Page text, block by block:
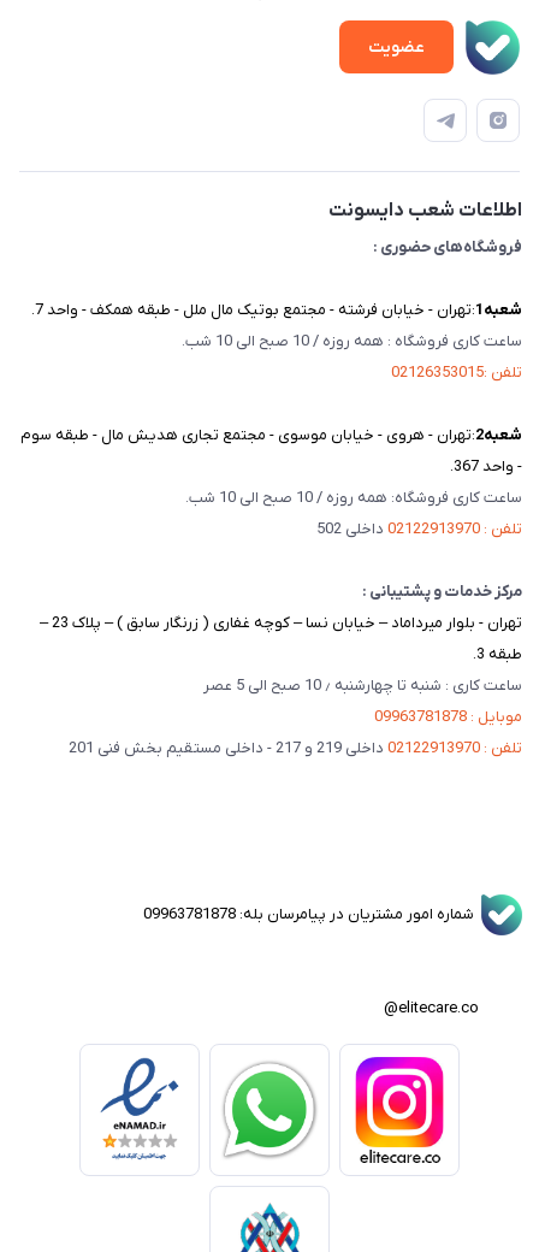
ویدئو‌های آموزشی
دفترچه راهنمای محصولات
درباره ما
تماس با ما
حساب کاربری
قوانین و مقررات
عضویت
اطلاعات شعب دایسونت
فروشگاه‌های حضوری :
شعبه‌1 :تهران - خیابان فرشته - مجتمع بوتیک مال ملل - طبقه همکف - واحد 7.
ساعت کاری فروشگاه : همه روزه / 10 صبح الی 10 شب.
تلفن :02126353015
شعبه‌2 :تهران - هروی - خیابان موسوی - مجتمع تجاری هدیش مال - طبقه سوم
- واحد 367.
ساعت کاری فروشگاه: همه روزه / 10 صبح الی 10 شب.
تلفن : 02122913970
داخلی 502
مرکز خدمات و پشتیبانی :
تهران - بلوار میرداماد – خیابان نسا – کوچه غفاری ( زرنگار سابق ) – پلاک 23 –
طبقه 3.
ساعت کاری : شنبه تا چهارشنبه ٫ 10 صبح الی 5 عصر
موبایل : 09963781878
تلفن : 02122913970
داخلی 219 و 217 - داخلی مستقیم بخش فنی 201
شماره امور مشتریان در پیامرسان بله: 09963781878